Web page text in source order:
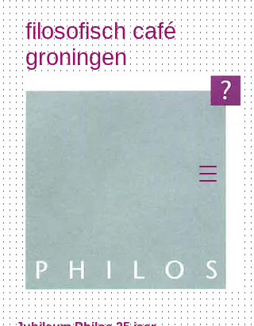
filosofisch café
groningen